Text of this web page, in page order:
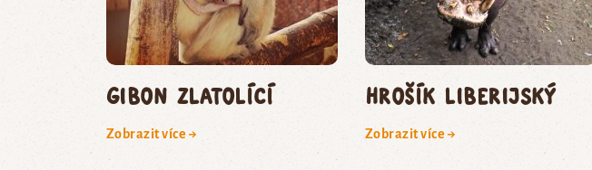
gibon zlatolící
Zobrazit více →
hrošík liberijský
Zobrazit více →